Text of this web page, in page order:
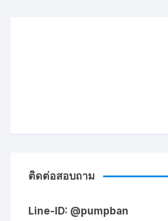
ติดต่อสอบถาม
Line-ID: @pumpban